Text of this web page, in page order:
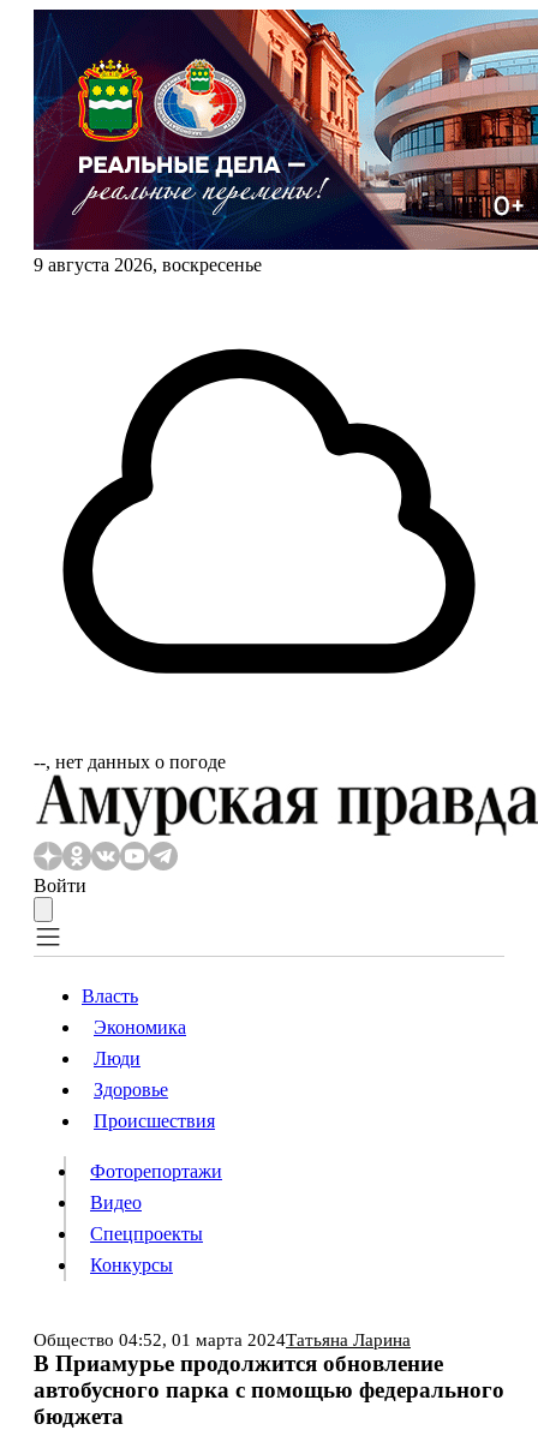
9 августа 2026, воскресенье
‐‐, нет данных о погоде
Войти
Власть
Происшествия
Видео
Конкурсы
Информация Подписка Все новости Архив
Власть
Экономика
Люди
Здоровье
Происшествия
Фоторепортажи
Видео
Спецпроекты
Конкурсы
Общество 04:52, 01 марта 2024Татьяна Ларина
В Приамурье продолжится обновление
автобусного парка с помощью федерального
бюджета